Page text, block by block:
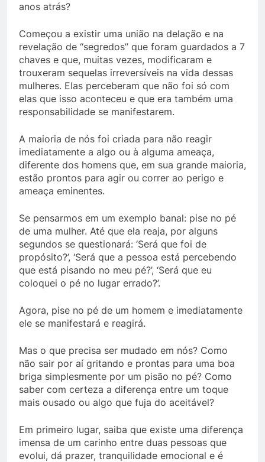
anos atrás?
Começou a existir uma união na delação e na
revelação de “segredos” que foram guardados a 7
chaves e que, muitas vezes, modificaram e
trouxeram sequelas irreversíveis na vida dessas
mulheres. Elas perceberam que não foi só com
elas que isso aconteceu e que era também uma
responsabilidade se manifestarem.
A maioria de nós foi criada para não reagir
imediatamente a algo ou à alguma ameaça,
diferente dos homens que, em sua grande maioria,
estão prontos para agir ou correr ao perigo e
ameaça eminentes.
Se pensarmos em um exemplo banal: pise no pé
de uma mulher. Até que ela reaja, por alguns
segundos se questionará: ‘Será que foi de
propósito?’, ‘Será que a pessoa está percebendo
que está pisando no meu pé?’, ‘Será que eu
coloquei o pé no lugar errado?’.
Agora, pise no pé de um homem e imediatamente
ele se manifestará e reagirá.
Mas o que precisa ser mudado em nós? Como
não sair por aí gritando e prontas para uma boa
briga simplesmente por um pisão no pé? Como
saber com certeza a diferença entre um toque
mais ousado ou algo que fuja do aceitável?
Em primeiro lugar, saiba que existe uma diferença
imensa de um carinho entre duas pessoas que
evolui, dá prazer, tranquilidade emocional e é